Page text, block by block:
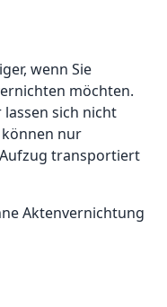
wenn Sie
möchten.
lassen sich nicht
nur
transportiert